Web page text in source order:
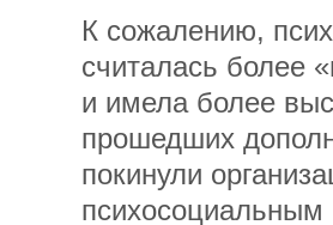
К сожалению,
считалась более
и имела более
прошедших
покинули
психосоциальным